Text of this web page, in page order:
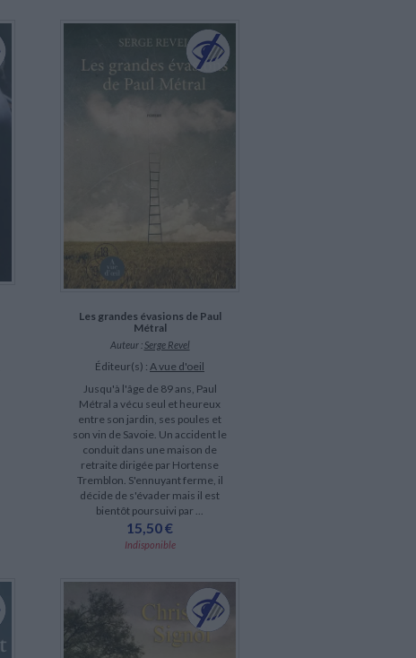
Les grandes évasions de Paul
Métral
Auteur : Serge Revel
Éditeur(s) : A vue d'oeil
Jusqu'à l'âge de 89 ans, Paul
Métral a vécu seul et heureux
entre son jardin, ses poules et
son vin de Savoie. Un accident le
conduit dans une maison de
retraite dirigée par Hortense
Tremblon. S'ennuyant ferme, il
décide de s'évader mais il est
bientôt poursuivi par ...
15,50 €
Indisponible